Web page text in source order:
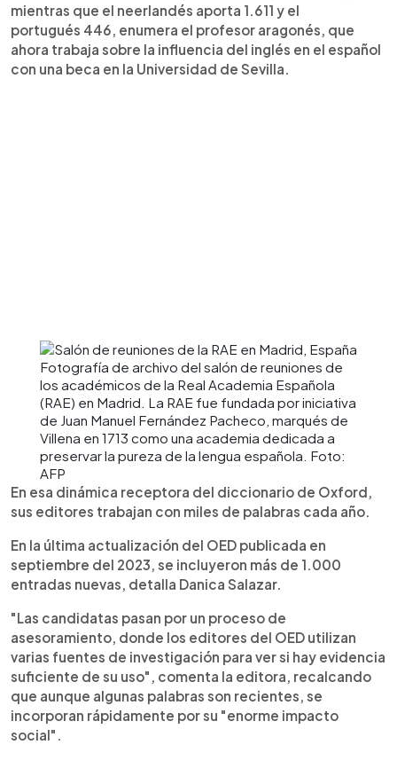
mientras que el neerlandés aporta 1.611 y el
portugués 446, enumera el profesor aragonés, que
ahora trabaja sobre la influencia del inglés en el español
con una beca en la Universidad de Sevilla.
Fotografía de archivo del salón de reuniones de
los académicos de la Real Academia Española
(RAE) en Madrid. La RAE fue fundada por iniciativa
de Juan Manuel Fernández Pacheco, marqués de
Villena en 1713 como una academia dedicada a
preservar la pureza de la lengua española. Foto:
AFP
En esa dinámica receptora del diccionario de Oxford,
sus editores trabajan con miles de palabras cada año.
En la última actualización del OED publicada en
septiembre del 2023, se incluyeron más de 1.000
entradas nuevas, detalla Danica Salazar.
"Las candidatas pasan por un proceso de
asesoramiento, donde los editores del OED utilizan
varias fuentes de investigación para ver si hay evidencia
suficiente de su uso", comenta la editora, recalcando
que aunque algunas palabras son recientes, se
incorporan rápidamente por su "enorme impacto
social".